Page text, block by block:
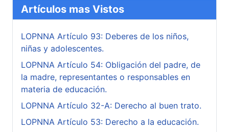
Artículos mas Vistos
LOPNNA Artículo 93: Deberes de los niños,
niñas y adolescentes.
LOPNNA Artículo 54: Obligación del padre, de
la madre, representantes o responsables en
materia de educación.
LOPNNA Artículo 32-A: Derecho al buen trato.
LOPNNA Artículo 53: Derecho a la educación.